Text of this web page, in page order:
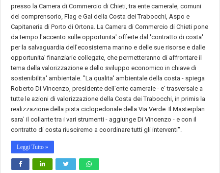
presso la Camera di Commercio di Chieti, tra ente camerale, comuni
del comprensorio, Flag e Gal della Costa dei Trabocchi, Aspo e
Capitaneria di Porto di Ortona. La Camera di Commercio di Chieti pone
da tempo l'accento sulle opportunita' offerte dal 'contratto di costa'
per la salvaguardia dell'ecosistema marino e delle sue risorse e dalle
opportunita' finanziarie collegate, che permetteranno di affrontare il
tema della valorizzazione e dello sviluppo economico in chiave di
sostenibilita' ambientale. "La qualita' ambientale della costa - spiega
Roberto Di Vincenzo, presidente dell'ente camerale - e' trasversale a
tutte le azioni di valorizzazione della Costa dei Trabocchi, in primis la
realizzazione della pista ciclopedonale della Via Verde. Il Masterplan
sara' il collante tra i vari strumenti - aggiunge Di Vincenzo - e con il
contratto di costa riusciremo a coordinare tutti gli interventi".
Leggi Tutto »